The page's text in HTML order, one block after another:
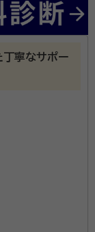
、親身なサポ
を提供するた
丁寧なサポー